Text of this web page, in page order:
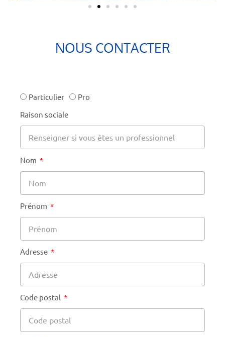
NOUS CONTACTER
Particulier
Pro
Raison sociale
Nom
Prénom
Adresse
Code postal